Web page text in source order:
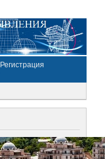
Регистрация